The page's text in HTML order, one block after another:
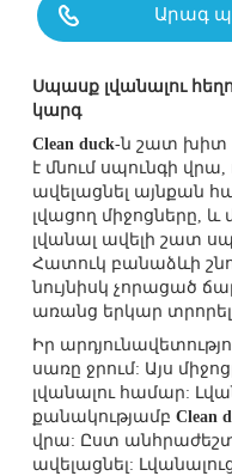
Արագ
Սպասք լվանալու
կարգ
Clean duck-ն շատ խիտ
է մնում սպունգի վրա,
ավելացնել այնքան
լվացող միջոցները, և
լվանալ ավելի շատ
Հատուկ բանաձևի
նույնիսկ չորացած
առանց երկար
Իր
սառը ջրում: Այս
լվանալու համար:
քանակությամբ Clean
վրա: Ըստ
ավելացնել: